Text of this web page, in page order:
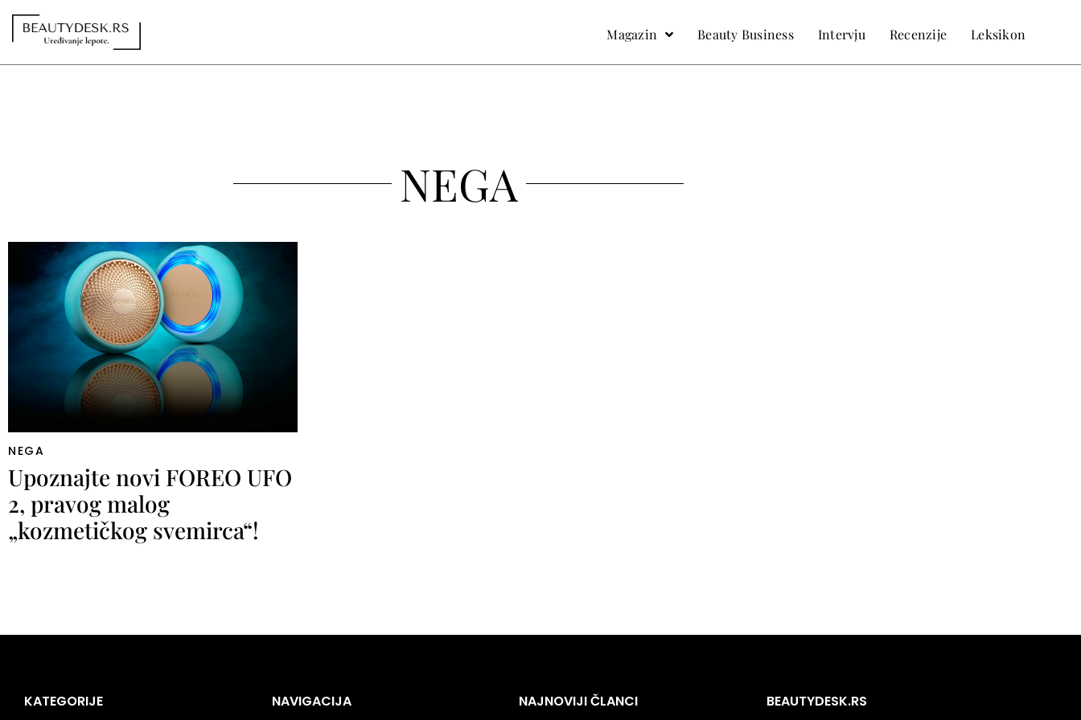
Redakcija
Magazin Beauty Business Intervju Recenzije Leksikon
NEGA
NEGA
Upoznajte novi FOREO UFO
2, pravog malog
„kozmetičkog svemirca“!
KATEGORIJE NAVIGACIJA NAJNOVIJI ČLANCI BEAUTYDESK.RS